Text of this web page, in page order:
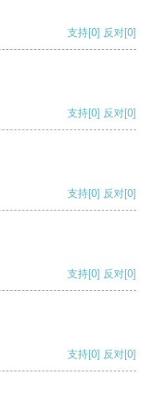
支持[0] 反对[0]
支持[0] 反对[0]
支持[0] 反对[0]
支持[0] 反对[0]
支持[0] 反对[0]